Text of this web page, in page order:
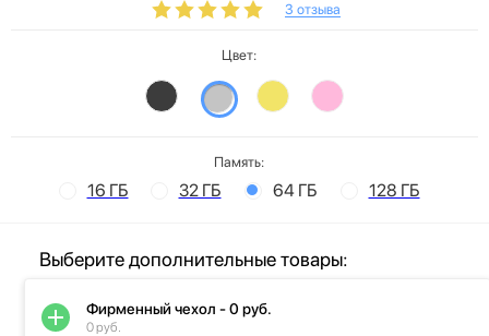
3 отзыва
Цвет:
Память:
16 ГБ 32 ГБ 64 ГБ 128 ГБ
Выберите дополнительные товары:
Фирменный чехол - 0 руб.
0 руб.